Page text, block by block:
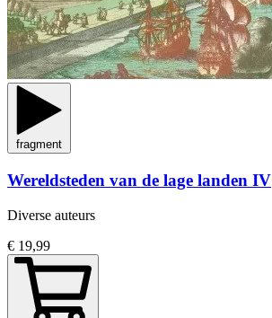
fragment
Wereldsteden van de lage landen IV
Diverse auteurs
€ 19,99